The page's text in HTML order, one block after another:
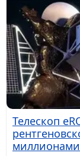
Телескоп